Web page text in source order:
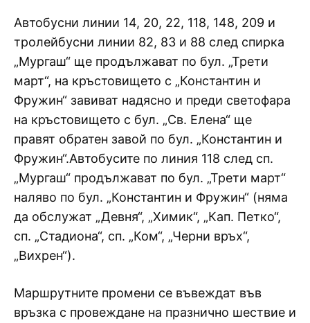
Автобусни линии 14, 20, 22, 118, 148, 209 и
тролейбусни линии 82, 83 и 88 след спирка
„Мургаш“ ще продължават по бул. „Трети
март“, на кръстовището с „Константин и
Фружин“ завиват надясно и преди светофара
на кръстовището с бул. „Св. Елена“ ще
правят обратен завой по бул. „Константин и
Фружин“.Автобусите по линия 118 след сп.
„Мургаш“ продължават по бул. „Трети март“
наляво по бул. „Константин и Фружин“ (няма
да обслужат „Девня“, „Химик“, „Кап. Петко“,
сп. „Стадиона“, сп. „Ком“, „Черни връх“,
„Вихрен“).
Маршрутните промени се въвеждат във
връзка с провеждане на празнично шествие и